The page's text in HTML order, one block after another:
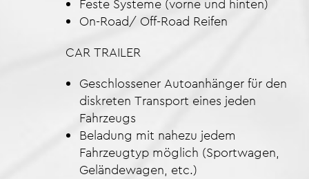
Feste Systeme (vorne und hinten)
On-Road/ Off-Road Reifen
CAR TRAILER
Geschlossener Autoanhänger für den
diskreten Transport eines jeden
Fahrzeugs
Beladung mit nahezu jedem
Fahrzeugtyp möglich (Sportwagen,
Geländewagen, etc.)